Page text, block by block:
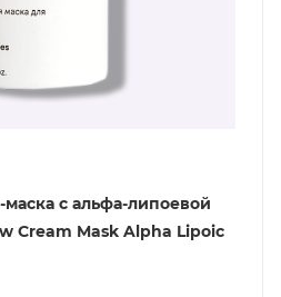
с альфа-липоевой
Cream Mask Alpha Lipoic